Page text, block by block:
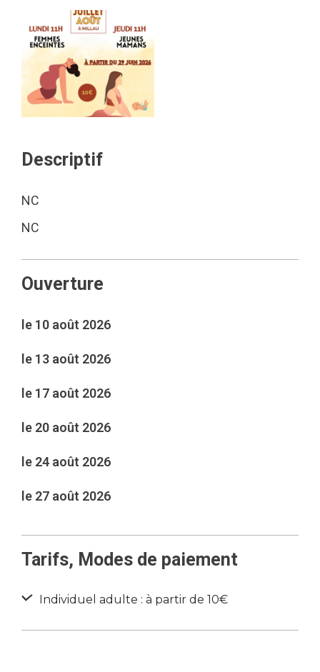
Descriptif
NC
NC
Ouverture
le 10 août 2026
le 13 août 2026
le 17 août 2026
le 20 août 2026
le 24 août 2026
le 27 août 2026
Tarifs, Modes de paiement
Individuel adulte : à partir de 10€